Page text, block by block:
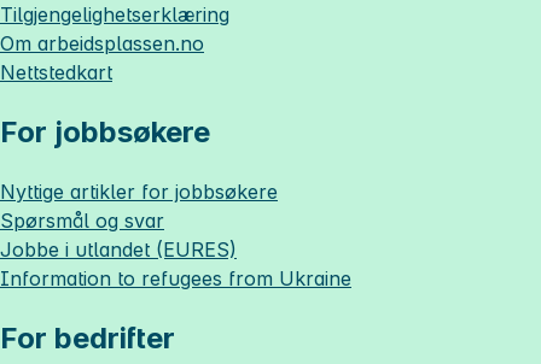
Tilgjengelighetserklæring
Om arbeidsplassen.no
Nettstedkart
For jobbsøkere
Nyttige artikler for jobbsøkere
Spørsmål og svar
Jobbe i utlandet (EURES)
Information to refugees from Ukraine
For bedrifter